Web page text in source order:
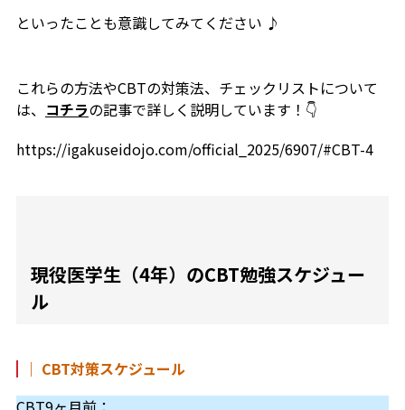
といったことも意識してみてください ♪
これらの方法やCBTの対策法、チェックリストについて
は、 コチラの記事で詳しく説明しています！👇
https://igakuseidojo.com/official_2025/6907/#CBT-4
現役医学生（4年）のCBT勉強スケジュー
ル
｜ CBT対策スケジュール